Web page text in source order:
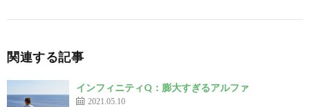
関連する記事
インフィニティQ：膨大すぎるアルファ
2021.05.10